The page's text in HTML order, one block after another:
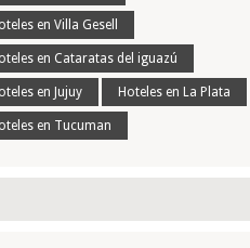
en Villa Gesell
en Cataratas del iguazú
en Jujuy Hoteles en La Plata
en Tucuman